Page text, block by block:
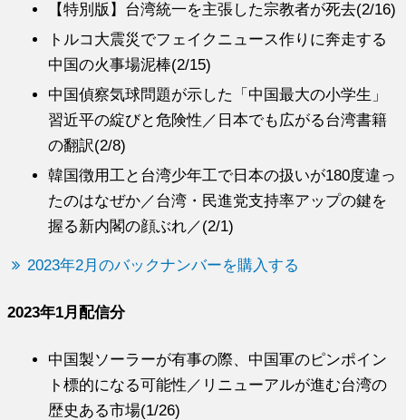
【特別版】台湾統一を主張した宗教者が死去(2/16)
トルコ大震災でフェイクニュース作りに奔走する
中国の火事場泥棒(2/15)
中国偵察気球問題が示した「中国最大の小学生」
習近平の綻びと危険性／日本でも広がる台湾書籍
の翻訳(2/8)
韓国徴用工と台湾少年工で日本の扱いが180度違っ
たのはなぜか／台湾・民進党支持率アップの鍵を
握る新内閣の顔ぶれ／(2/1)
2023年2月のバックナンバーを購入する
2023年1月配信分
中国製ソーラーが有事の際、中国軍のピンポイン
ト標的になる可能性／リニューアルが進む台湾の
歴史ある市場(1/26)